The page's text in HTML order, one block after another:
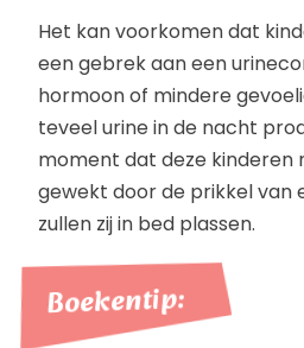
Het kan voorkomen dat
een gebrek aan een
hormoon of mindere
teveel urine in de nacht
moment dat deze kinderen
gewekt door de prikkel van
zullen zij in bed plassen.
Boekentip: